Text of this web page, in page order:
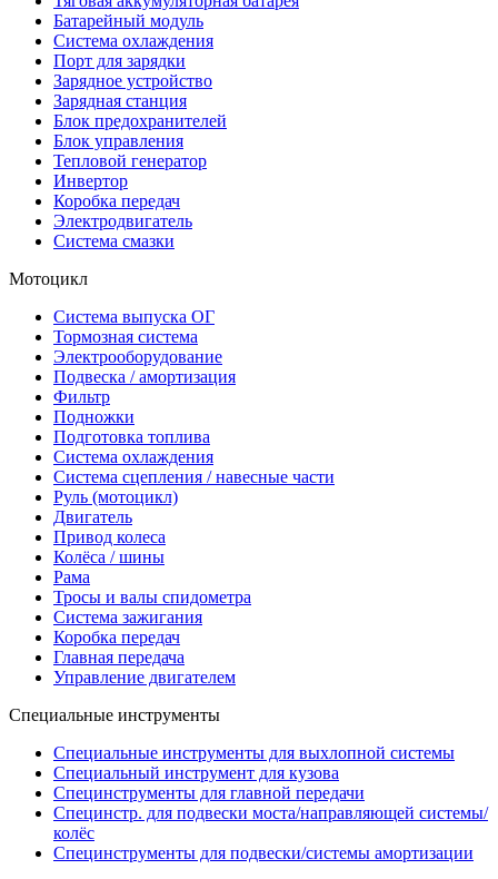
Батарейный модуль
Система охлаждения
Порт для зарядки
Зарядное устройство
Зарядная станция
Блок предохранителей
Блок управления
Тепловой генератор
Инвертор
Коробка передач
Электродвигатель
Система смазки
Мотоцикл
Система выпуска ОГ
Тормозная система
Электрооборудование
Подвеска / амортизация
Фильтр
Подножки
Подготовка топлива
Система охлаждения
Система сцепления / навесные части
Руль (мотоцикл)
Двигатель
Привод колеса
Колёса / шины
Рама
Тросы и валы спидометра
Система зажигания
Коробка передач
Главная передача
Управление двигателем
Специальные инструменты
Специальные инструменты для выхлопной системы
Специальный инструмент для кузова
Специнструменты для главной передачи
Специнстр. для подвески моста/направляющей системы/
колёс
Специнструменты для подвески/системы амортизации